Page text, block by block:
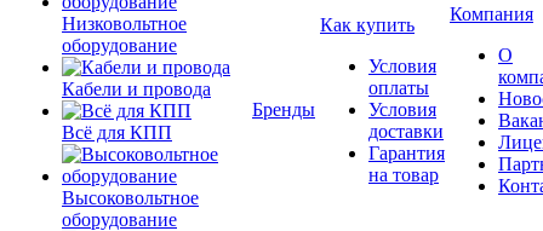
Низковольтное
оборудование
Кабели и провода
Всё для КПП
Высоковольтное
оборудование
Бренды
Как купить
Условия
оплаты
Условия
доставки
Гарантия
на товар
Компания
О